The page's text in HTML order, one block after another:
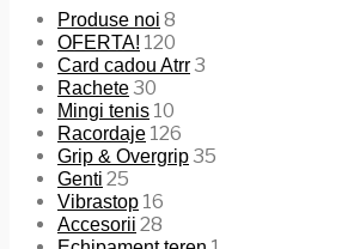
Produse noi 8
OFERTA! 120
Card cadou Atrr3
Rachete30
Mingi tenis 10
Racordaje 126
Grip & Overgrip35
Genti 25
Vibrastop 16
Accesorii 28